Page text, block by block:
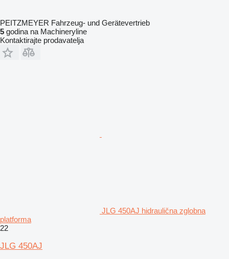
PEITZMEYER Fahrzeug- und Gerätevertrieb
5 godina na Machineryline
Kontaktirajte prodavatelja
JLG 450AJ hidraulična zglobna
platforma
22
JLG 450AJ